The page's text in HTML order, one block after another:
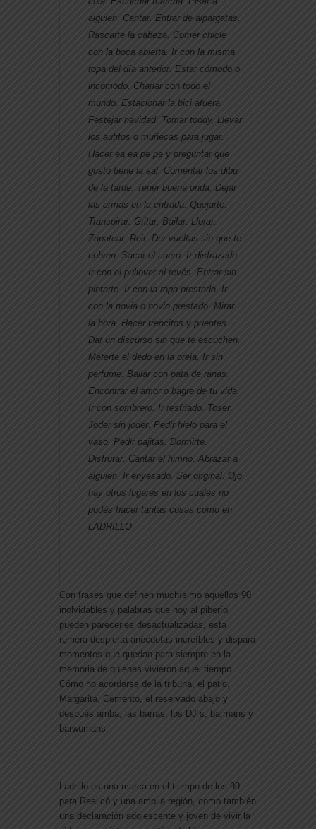
alguien. Cantar. Entrar de alpargatas.
Rascarte la cabeza. Comer chicle
con la boca abierta. Ir con la misma
ropa del día anterior. Estar cómodo o
incómodo. Charlar con todo el
mundo. Estacionar la bici afuera.
Festejar navidad. Tomar toddy. Llevar
los autitos o muñecas para jugar.
Hacer ea ea pe pe y preguntar que
gusto tiene la sal. Comentar los dibu
de la tarde. Tener buena onda. Dejar
las armas en la entrada. Quejarte.
Transpirar. Gritar. Bailar. Llorar.
Zapatear. Reir. Dar vueltas sin que te
cobren. Sacar el cuero. Ir disfrazado.
Ir con el pullover al revés. Entrar sin
pintarte. Ir con la ropa prestada. Ir
con la novia o novio prestado. Mirar
la hora. Hacer trencitos y puentes.
Dar un discurso sin que te escuchen.
Meterte el dedo en la oreja. Ir sin
perfume. Bailar con pata de ranas.
Encontrar el amor o bagre de tu vida.
Ir con sombrero. Ir resfriado. Toser.
Joder sin joder. Pedir hielo para el
vaso. Pedir pajitas. Dormirte.
Disfrutar. Cantar el himno. Abrazar a
alguien. Ir enyesado. Ser original. Ojo
hay otros lugares en los cuales no
podés hacer tantas cosas como en
LADRILLO.
Con frases que definen muchísimo aquellos 90
inolvidables y palabras que hoy al piberío
pueden parecerles desactualizadas, esta
remera despierta anécdotas increíbles y dispara
momentos que quedan para siempre en la
memoria de quienes vivieron aquel tiempo.
Cómo no acordarse de la tribuna, el patio,
Margarita, Cemento, el reservado abajo y
después arriba, las barras, los DJ´s, barmans y
barwomans.
Ladrillo es una marca en el tiempo de los 90
para Realicó y una amplia región, como también
una declaración adolescente y joven de vivir la